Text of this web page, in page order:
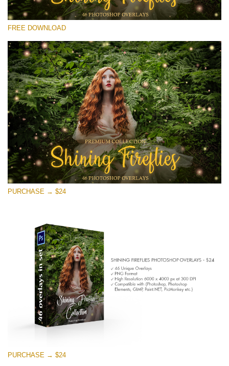
Proszę wybrać
Small 800*533px
Shining Fireflies
(46 Overlays)
Large 6000*4000px
Sunlight Collection
(290 Overlays)
Large 6000*4000px
Entire Collection
Darmowe Pobieranie
FREE DOWNLOAD
PURCHASE → $24
PURCHASE → $24